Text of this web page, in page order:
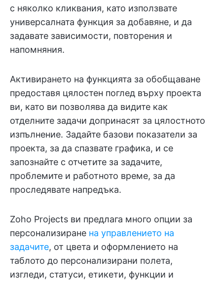
с няколко кликвания, като използвате
универсалната функция за добавяне, и да
задавате зависимости, повторения и
напомняния.
Активирането на функцията за обобщаване
предоставя цялостен поглед върху проекта
ви, като ви позволява да видите как
отделните задачи допринасят за цялостното
изпълнение. Задайте базови показатели за
проекта, за да спазвате графика, и се
запознайте с отчетите за задачите,
проблемите и работното време, за да
проследявате напредъка.
Zoho Projects ви предлага много опции за
персонализиране на управлението на
задачите, от цвета и оформлението на
таблото до персонализирани полета,
изгледи, статуси, етикети, функции и